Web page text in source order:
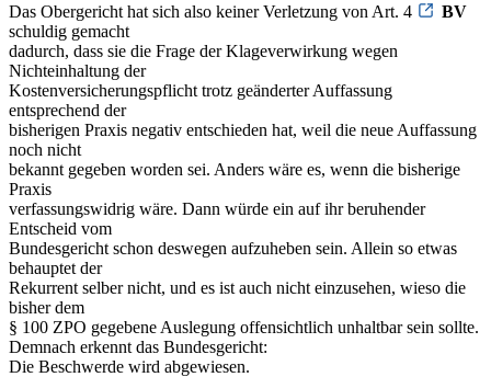
Das Obergericht hat sich also keiner Verletzung von Art. 4
BV
schuldig gemacht
dadurch, dass sie die Frage der Klageverwirkung wegen
Nichteinhaltung der
Kostenversicherungspflicht trotz geänderter Auffassung
entsprechend der
bisherigen Praxis negativ entschieden hat, weil die neue Auffassung
noch nicht
bekannt gegeben worden sei. Anders wäre es, wenn die bisherige
Praxis
verfassungswidrig wäre. Dann würde ein auf ihr beruhender
Entscheid vom
Bundesgericht schon deswegen aufzuheben sein. Allein so etwas
behauptet der
Rekurrent selber nicht, und es ist auch nicht einzusehen, wieso die
bisher dem
§ 100 ZPO gegebene Auslegung offensichtlich unhaltbar sein sollte.
Demnach erkennt das Bundesgericht:
Die Beschwerde wird abgewiesen.